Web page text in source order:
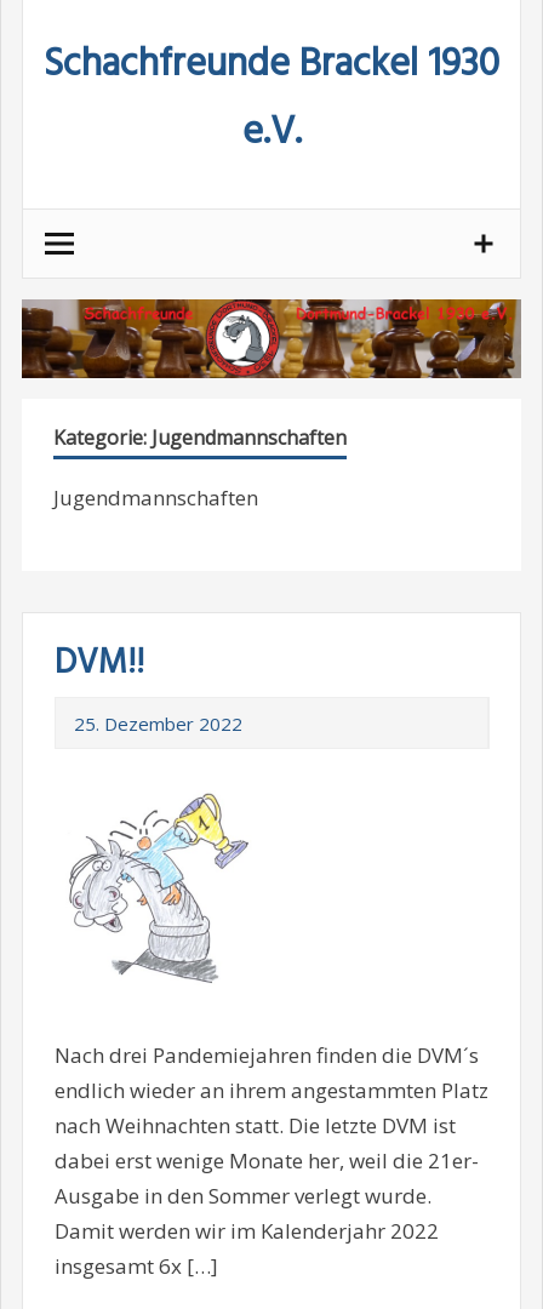
Schachfreunde Brackel 1930
e.V.
Kategorie: Jugendmannschaften
Jugendmannschaften
DVM!!
25. Dezember 2022
Nach drei Pandemiejahren finden die DVM´s
endlich wieder an ihrem angestammten Platz
nach Weihnachten statt. Die letzte DVM ist
dabei erst wenige Monate her, weil die 21er-
Ausgabe in den Sommer verlegt wurde.
Damit werden wir im Kalenderjahr 2022
insgesamt 6x […]